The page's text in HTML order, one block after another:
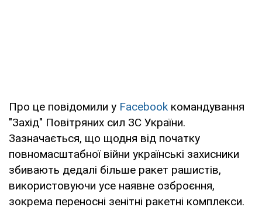
Про це повідомили у Facebook командування
"Захід" Повітряних сил ЗС України.
Зазначається, що щодня від початку
повномасштабної війни українські захисники
збивають дедалі більше ракет рашистів,
використовуючи усе наявне озброєння,
зокрема переносні зенітні ракетні комплекси.